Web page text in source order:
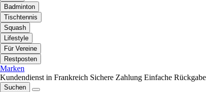
Badminton
Tischtennis
Squash
Lifestyle
Für Vereine
Restposten
Marken
Kundendienst in Frankreich Sichere Zahlung Einfache Rückgabe
Suchen